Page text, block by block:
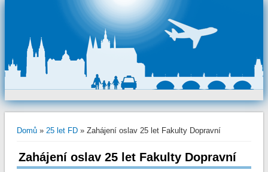
Domů» 25 let FD» Zahájení oslav 25 let Fakulty Dopravní
Zahájení oslav 25 let Fakulty Dopravní